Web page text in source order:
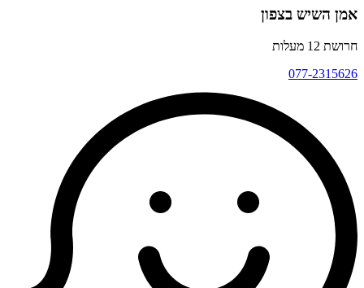
אמן השיש בצפון
חרושת 12 מעלות
077-2315626